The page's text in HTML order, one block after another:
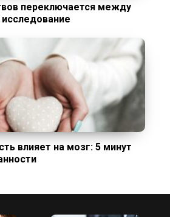
переключается между
влияет на мозг: 5 минут